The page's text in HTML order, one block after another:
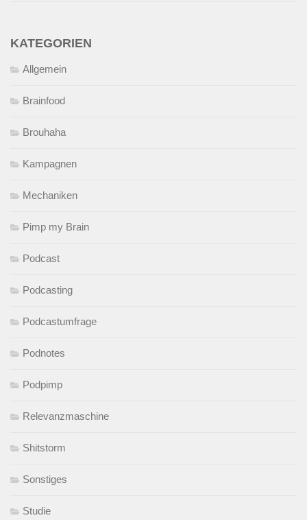
KATEGORIEN
Allgemein
Brainfood
Brouhaha
Kampagnen
Mechaniken
Pimp my Brain
Podcast
Podcasting
Podcastumfrage
Podnotes
Podpimp
Relevanzmaschine
Shitstorm
Sonstiges
Studie